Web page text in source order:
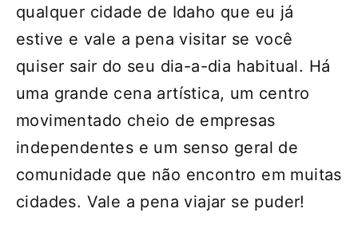
qualquer cidade de Idaho que eu já
estive e vale a pena visitar se você
quiser sair do seu dia-a-dia habitual. Há
uma grande cena artística, um centro
movimentado cheio de empresas
independentes e um senso geral de
comunidade que não encontro em muitas
cidades. Vale a pena viajar se puder!